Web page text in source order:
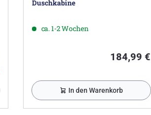
Duschkabine
ca. 1-2 Wochen
184,99 €
In den Warenkorb